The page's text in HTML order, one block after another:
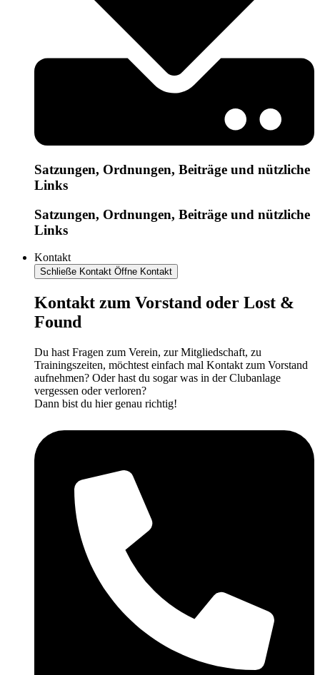
Satzungen, Ordnungen, Beiträge und nützliche
Links
Satzungen, Ordnungen, Beiträge und nützliche
Links
Kontakt
Schließe Kontakt Öffne Kontakt
Kontakt zum Vorstand oder Lost &
Found
Du hast Fragen zum Verein, zur Mitgliedschaft, zu
Trainingszeiten, möchtest einfach mal Kontakt zum Vorstand
aufnehmen? Oder hast du sogar was in der Clubanlage
vergessen oder verloren?
Dann bist du hier genau richtig!